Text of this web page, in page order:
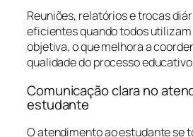
Reuniões, relatórios e trocas
eficientes quando todos
objetiva, o que melhora a
qualidade do processo
Comunicação clara no
estudante
O atendimento ao estudante se